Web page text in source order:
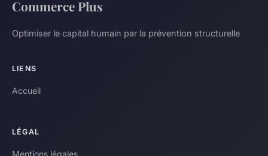
Commerce Plus
Optimiser le capital humain par la prévention structurelle
LIENS
Accueil
LÉGAL